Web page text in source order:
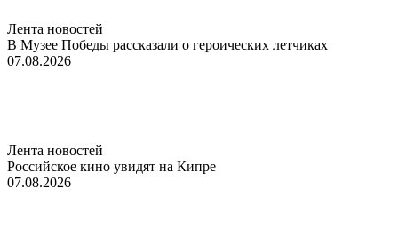
Лента новостей
В Музее Победы рассказали о героических летчиках
07.08.2026
Лента новостей
Российское кино увидят на Кипре
07.08.2026